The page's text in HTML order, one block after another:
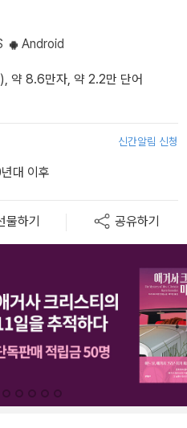
Android
약 8.6만자, 약 2.2만 단어
신간알림 신청
대 이후
물하기 공유하기